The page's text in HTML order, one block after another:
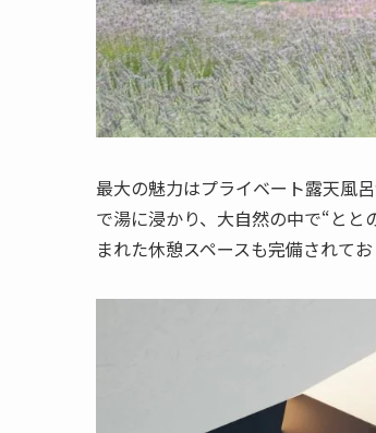
最大の魅力はプライベート露天風
で湯に浸かり、大自然の中で“と
まれた休憩スペースも完備されて